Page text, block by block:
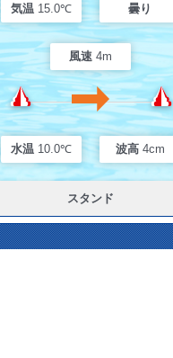
気温 15.0℃ 曇り
風速 4m
水温 10.0℃ 波高 4cm
スタンド